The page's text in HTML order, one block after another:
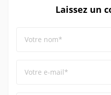
Laissez un
Votre nom*
Votre e-mail*